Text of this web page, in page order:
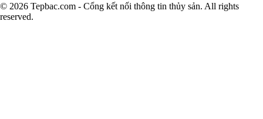
© 2026 Tepbac.com - Cổng kết nối thông tin thủy sản. All rights
reserved.